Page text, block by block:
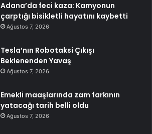
Adana’da feci kaza: Kamyonun
çarptığı bisikletli hayatını kaybetti
Ağustos 7, 2026
Tesla’nın Robotaksi Çıkışı
Beklenenden Yavaş
Ağustos 7, 2026
Emekli maaşlarında zam farkının
yatacağı tarih belli oldu
Ağustos 7, 2026